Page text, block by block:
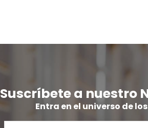
Suscríbete a nuestro
Entra en el universo de